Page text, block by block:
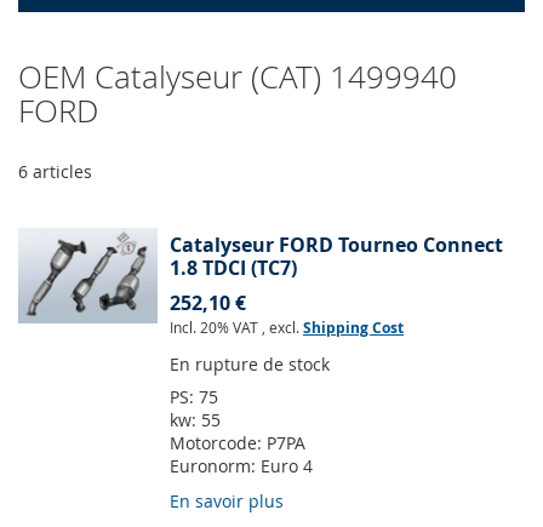
OEM Catalyseur (CAT) 1499940
FORD
6 articles
Catalyseur FORD Tourneo Connect
1.8 TDCI (TC7)
252,10 €
Incl. 20% VAT , excl.Shipping Cost
En rupture de stock
PS: 75
kw: 55
Motorcode: P7PA
Euronorm: Euro 4
En savoir plus